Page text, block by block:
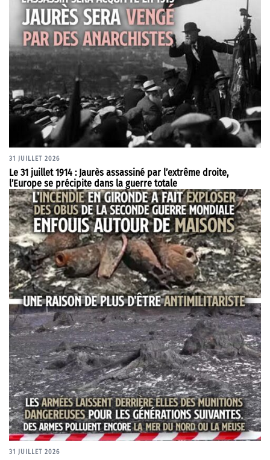
31 JUILLET 2026
Le 31 juillet 1914 : Jaurès assassiné par l’extrême droite,
l’Europe se précipite dans la guerre totale
31 JUILLET 2026